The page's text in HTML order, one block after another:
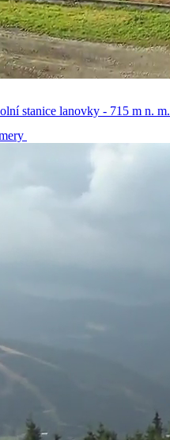
stanice lanovky - 715 m n. m.